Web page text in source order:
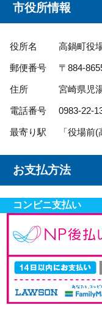
市役所情報
役所名 高鍋町役
郵便番号 〒884-
住所 宮崎県児
電話番号 0983-22-
最寄り駅 「役場前
お支払方法
コンビニ支払い